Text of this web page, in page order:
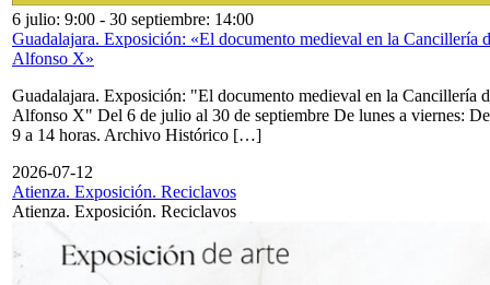
6 julio: 9:00 - 30 septiembre: 14:00
Guadalajara. Exposición: «El documento medieval en la Cancillería
Alfonso X»
Guadalajara. Exposición: "El documento medieval en la Cancillería
Alfonso X" Del 6 de julio al 30 de septiembre De lunes a viernes: De
9 a 14 horas. Archivo Histórico […]
2026-07-12
Atienza. Exposición. Reciclavos
Atienza. Exposición. Reciclavos